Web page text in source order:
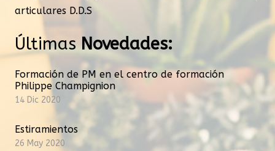
articulares D.D.S
Últimas Novedades:
Formación de PM en el centro de formación
Philippe Champignion
14 Dic 2020
Estiramientos
26 May 2020